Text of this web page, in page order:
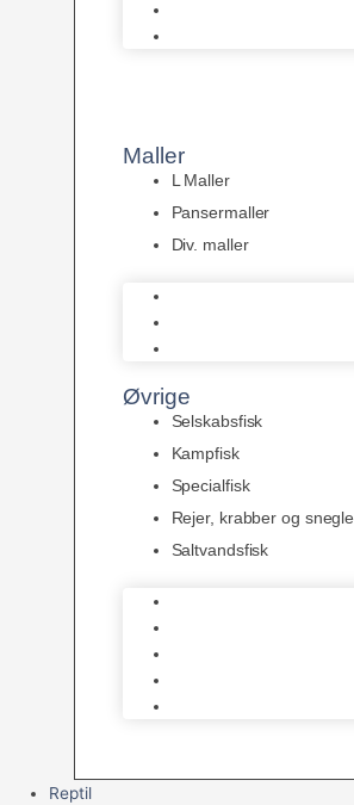
Maller
L Maller
Pansermaller
Div. maller
Øvrige
Selskabsfisk
Kampfisk
Specialfisk
Rejer, krabber og snegle
Saltvandsfisk
Reptil